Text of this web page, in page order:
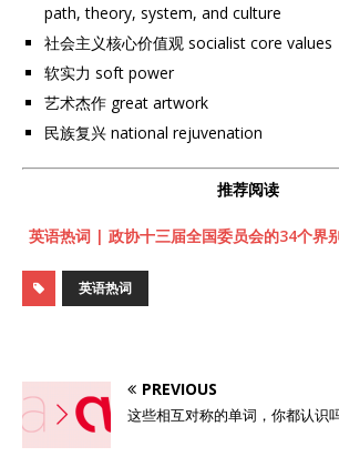
path, theory, system, and culture
社会主义核心价值观 socialist core values
软实力 soft power
艺术杰作 great artwork
民族复兴 national rejuvenation
推荐阅读
英语热词 | 政协十三届全国委员会的34个界
英语热词
PREVIOUS
这些相互对称的单词，你都认识